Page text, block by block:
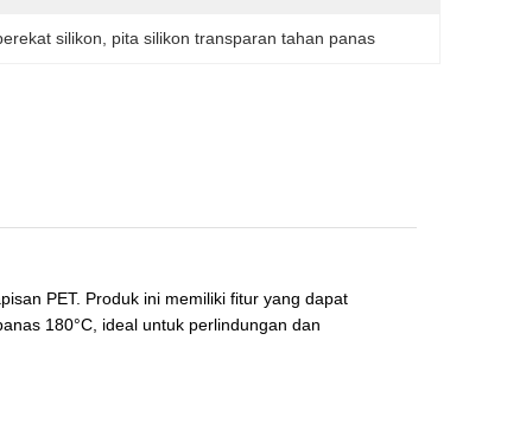
silikon pita silikon transparan tahan panas
PET. Produk ini memiliki fitur yang dapat
180°C, ideal untuk perlindungan dan